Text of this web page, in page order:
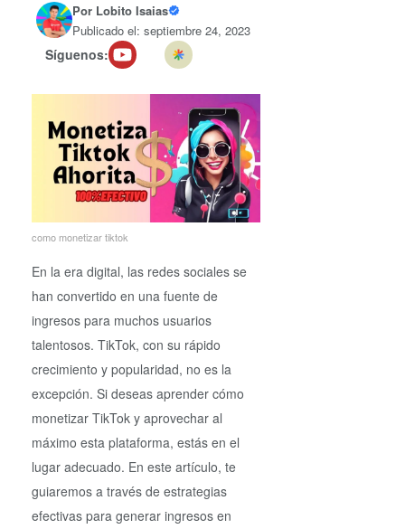
Por Lobito Isaias
Publicado el: septiembre 24, 2023
Síguenos:
como monetizar tiktok
En la era digital, las redes sociales se
han convertido en una fuente de
ingresos para muchos usuarios
talentosos. TikTok, con su rápido
crecimiento y popularidad, no es la
excepción. Si deseas aprender cómo
monetizar TikTok y aprovechar al
máximo esta plataforma, estás en el
lugar adecuado. En este artículo, te
guiaremos a través de estrategias
efectivas para generar ingresos en